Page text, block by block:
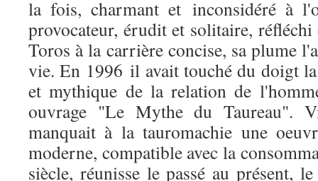
la fois, charmant et inconsidéré à
provocateur, érudit et solitaire,
Toros à la carrière concise, sa plume
vie. En 1996 il avait touché du doigt
et mythique de la relation de
ouvrage "Le Mythe du Taureau".
manquait à la tauromachie une
moderne, compatible avec la
siècle, réunisse le passé au présent,